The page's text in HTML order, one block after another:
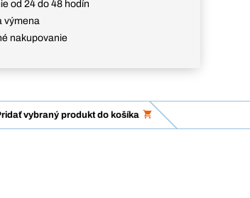
od 24 do 48 hodín
výmena
nakupovanie
vybraný produkt do košíka